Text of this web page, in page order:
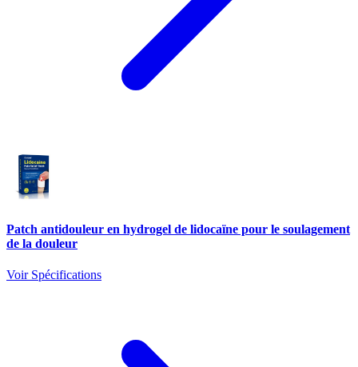
Patch antidouleur en hydrogel de lidocaïne pour le soulagement
de la douleur
Voir Spécifications